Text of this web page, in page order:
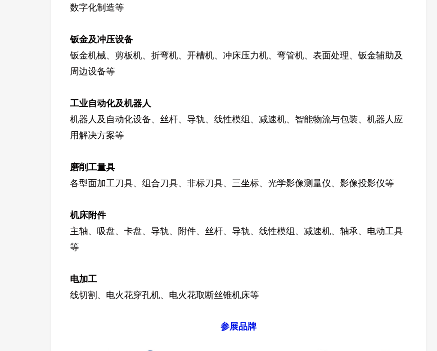
数字化制造等
钣金及冲压设备
钣金机械、剪板机、折弯机、开槽机、冲床压力机、弯管机、表面处理、钣金辅助及
周边设备等
工业自动化及机器人
机器人及自动化设备、丝杆、导轨、线性模组、减速机、智能物流与包装、机器人应
用解决方案等
磨削工量具
各型面加工刀具、组合刀具、非标刀具、三坐标、光学影像测量仪、影像投影仪等
机床附件
主轴、吸盘、卡盘、导轨、附件、丝杆、导轨、线性模组、减速机、轴承、电动工具
等
电加工
线切割、电火花穿孔机、电火花取断丝锥机床等
参展品牌